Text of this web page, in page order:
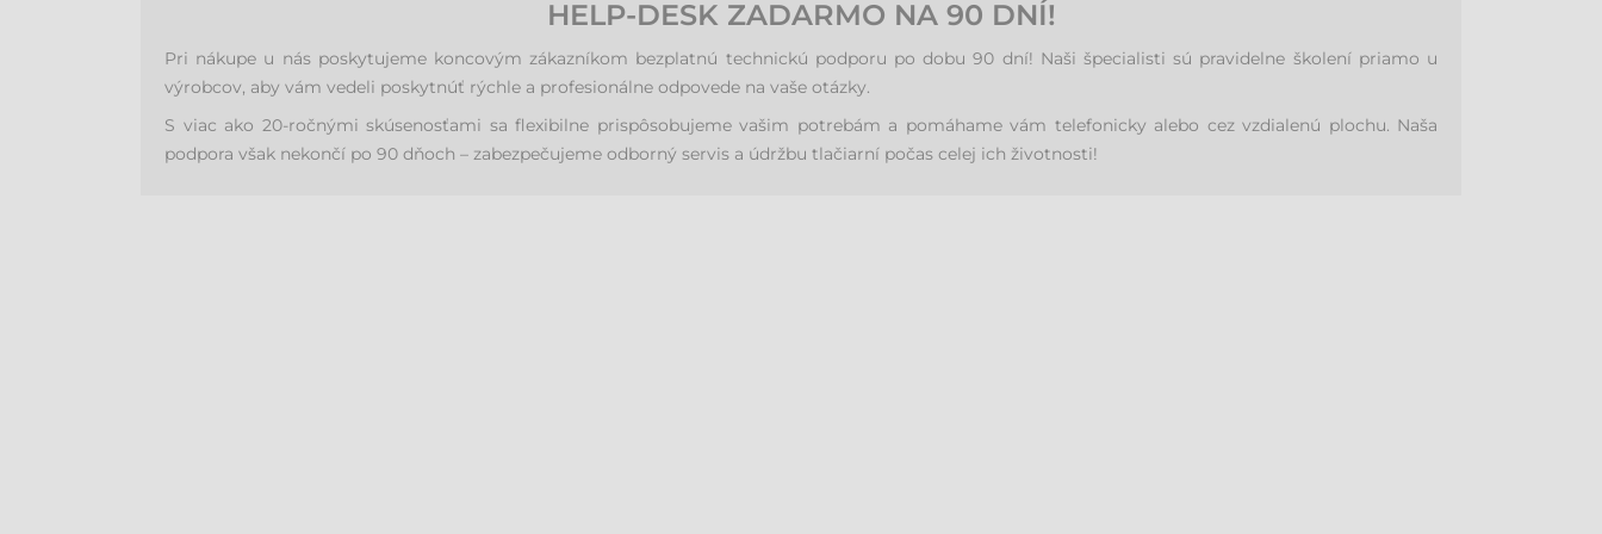
HELP-DESK ZADARMO NA 90 DNÍ!
Pri nákupe u nás poskytujeme koncovým zákazníkom bezplatnú technickú podporu po dobu 90 dní! Naši špecialisti sú pravidelne školení priamo u
výrobcov, aby vám vedeli poskytnúť rýchle a profesionálne odpovede na vaše otázky.
S viac ako 20-ročnými skúsenosťami sa flexibilne prispôsobujeme vašim potrebám a pomáhame vám telefonicky alebo cez vzdialenú plochu. Naša
podpora však nekončí po 90 dňoch – zabezpečujeme odborný servis a údržbu tlačiarní počas celej ich životnosti!